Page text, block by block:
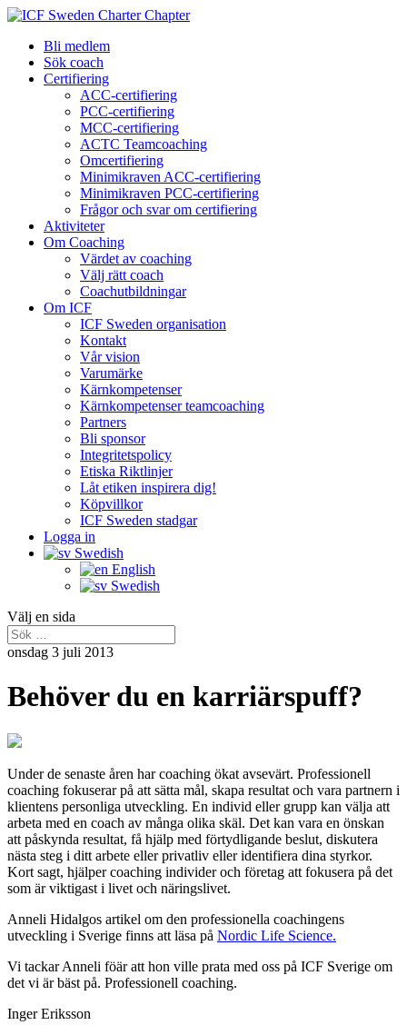
Bli medlem
Sök coach
Certifiering
ACC-certifiering
PCC-certifiering
MCC-certifiering
ACTC Teamcoaching
Omcertifiering
Minimikraven ACC-certifiering
Minimikraven PCC-certifiering
Frågor och svar om certifiering
Aktiviteter
Om Coaching
Värdet av coaching
Välj rätt coach
Coachutbildningar
Om ICF
ICF Sweden organisation
Kontakt
Vår vision
Varumärke
Kärnkompetenser
Kärnkompetenser teamcoaching
Partners
Bli sponsor
Integritetspolicy
Etiska Riktlinjer
Låt etiken inspirera dig!
Köpvillkor
ICF Sweden stadgar
Logga in
Swedish
English
Swedish
Välj en sida
onsdag 3 juli 2013
Behöver du en karriärspuff?
Under de senaste åren har coaching ökat avsevärt. Professionell
coaching fokuserar på att sätta mål, skapa resultat och vara partnern i
klientens personliga utveckling. En individ eller grupp kan välja att
arbeta med en coach av många olika skäl. Det kan vara en önskan
att påskynda resultat, få hjälp med förtydligande beslut, diskutera
nästa steg i ditt arbete eller privatliv eller identifiera dina styrkor.
Kort sagt, hjälper coaching individer och företag att fokusera på det
som är viktigast i livet och näringslivet.
Anneli Hidalgos artikel om den professionella coachingens
utveckling i Sverige finns att läsa på Nordic Life Science.
Vi tackar Anneli föär att hon ville prata med oss på ICF Sverige om
det vi är bäst på. Professionell coaching.
Inger Eriksson